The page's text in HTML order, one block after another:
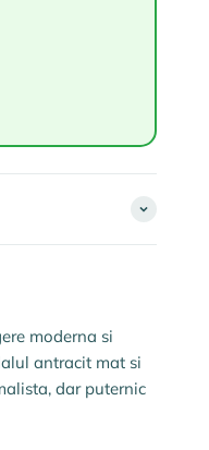
moderna si
antracit mat si
dar puternic